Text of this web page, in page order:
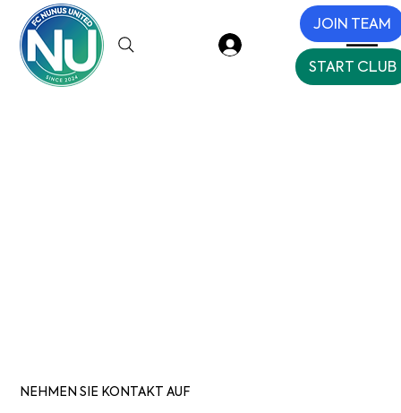
Log in
JOIN TEAM
START CLUB
NEHMEN SIE KONTAKT AUF